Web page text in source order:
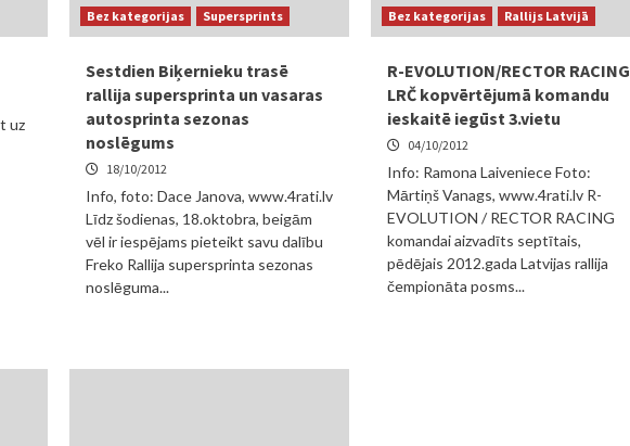
uz
Bez kategorijas Supersprints
Sestdien Biķernieku trasē
rallija supersprinta un vasaras
autosprinta sezonas
noslēgums
18/10/2012
Info, foto: Dace Janova, www.4rati.lv
Līdz šodienas, 18.oktobra, beigām
vēl ir iespējams pieteikt savu dalību
Freko Rallija supersprinta sezonas
noslēguma...
Bez kategorijas Rallijs Latvijā
R-EVOLUTION/RECTOR RACING
LRČ kopvērtējumā komandu
ieskaitē iegūst 3.vietu
04/10/2012
Info: Ramona Laiveniece Foto:
Mārtiņš Vanags, www.4rati.lv R-
EVOLUTION / RECTOR RACING
komandai aizvadīts septītais,
pēdējais 2012.gada Latvijas rallija
čempionāta posms...